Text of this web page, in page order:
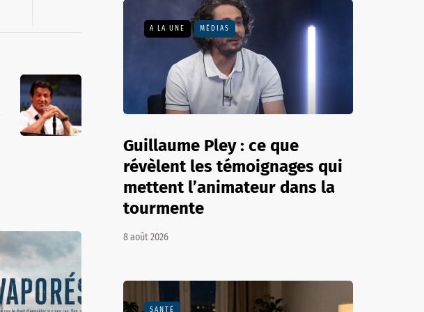
A LA UNE MÉDIAS
Guillaume Pley : ce que
révèlent les témoignages qui
mettent l’animateur dans la
tourmente
8 août 2026
SANTÉ